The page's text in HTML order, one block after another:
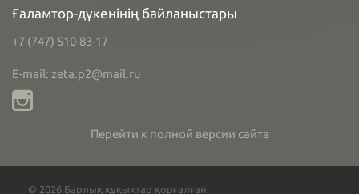
Ғаламтор-дүкенінің байланыстары
+7 (747) 510-83-17
E-mail: zeta.p2@mail.ru
Перейти к полной версии сайта
© 2026 Барлық құқықтар қорғалған